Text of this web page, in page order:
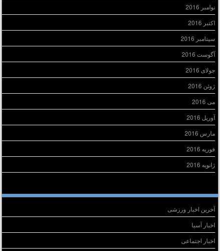
نوامبر 2016
اکتبر 2016
سپتامبر 2016
آگوست 2016
جولای 2016
ژوئن 2016
می 2016
آوریل 2016
مارس 2016
فوریه 2016
ژانویه 2016
آخرین اخبار ورزشی
اخبار آسیا
اخبار اجتماعی